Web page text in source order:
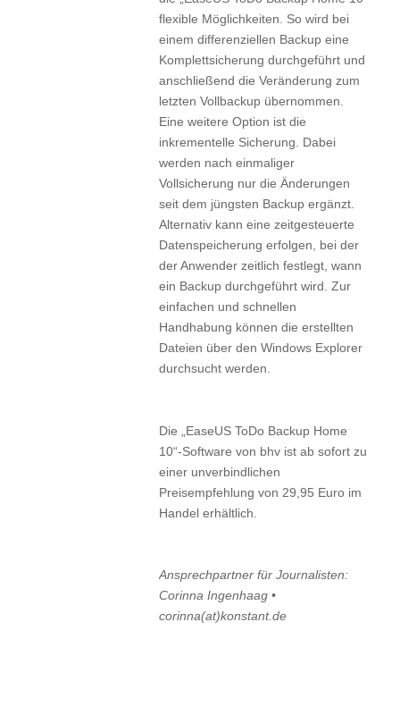
flexible Möglichkeiten. So wird bei
einem differenziellen Backup eine
Komplettsicherung durchgeführt und
anschließend die Veränderung zum
letzten Vollbackup übernommen.
Eine weitere Option ist die
inkrementelle Sicherung. Dabei
werden nach einmaliger
Vollsicherung nur die Änderungen
seit dem jüngsten Backup ergänzt.
Alternativ kann eine zeitgesteuerte
Datenspeicherung erfolgen, bei der
der Anwender zeitlich festlegt, wann
ein Backup durchgeführt wird. Zur
einfachen und schnellen
Handhabung können die erstellten
Dateien über den Windows Explorer
durchsucht werden.
Die „EaseUS ToDo Backup Home
10“-Software von bhv ist ab sofort zu
einer unverbindlichen
Preisempfehlung von 29,95 Euro im
Handel erhältlich.
Ansprechpartner für Journalisten:
Corinna Ingenhaag •
corinna(at)konstant.de